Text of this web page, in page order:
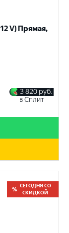
V) Прямая,
3 820 руб.
в Сплит
СЕГОДНЯ СО
СКИДКОЙ